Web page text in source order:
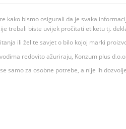
kako bismo osigurali da je svaka
trebali biste uvijek pročitati etiketu tj.
ili želite savjet o bilo kojoj marki
redovito ažuriraju, Konzum plus
samo za osobne potrebe, a nije ih